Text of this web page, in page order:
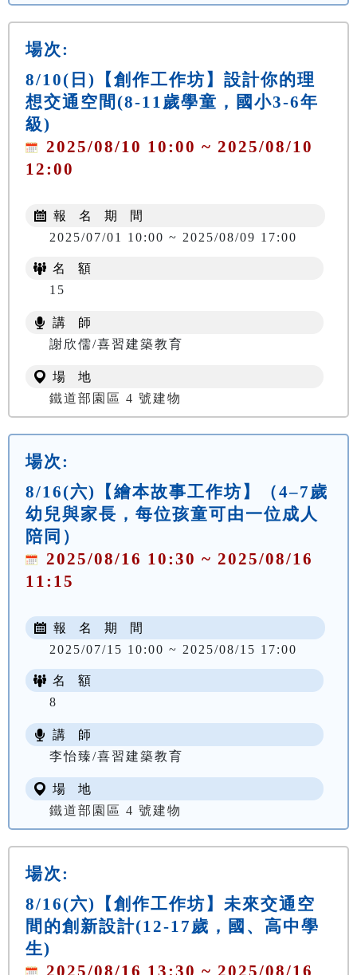
場次:
8/10(日)【創作工作坊】設計你的理
想交通空間(8-11歲學童，國小3-6年
級)
2025/08/10 10:00 ~ 2025/08/10
12:00
報 名 期 間
2025/07/01 10:00 ~ 2025/08/09 17:00
名 額
15
講 師
謝欣儒/喜習建築教育
場 地
鐵道部園區 4 號建物
場次:
8/16(六)【繪本故事工作坊】（4–7歲
幼兒與家長，每位孩童可由一位成人
陪同）
2025/08/16 10:30 ~ 2025/08/16
11:15
報 名 期 間
2025/07/15 10:00 ~ 2025/08/15 17:00
名 額
8
講 師
李怡臻/喜習建築教育
場 地
鐵道部園區 4 號建物
場次:
8/16(六)【創作工作坊】未來交通空
間的創新設計(12-17歲，國、高中學
生)
2025/08/16 13:30 ~ 2025/08/16